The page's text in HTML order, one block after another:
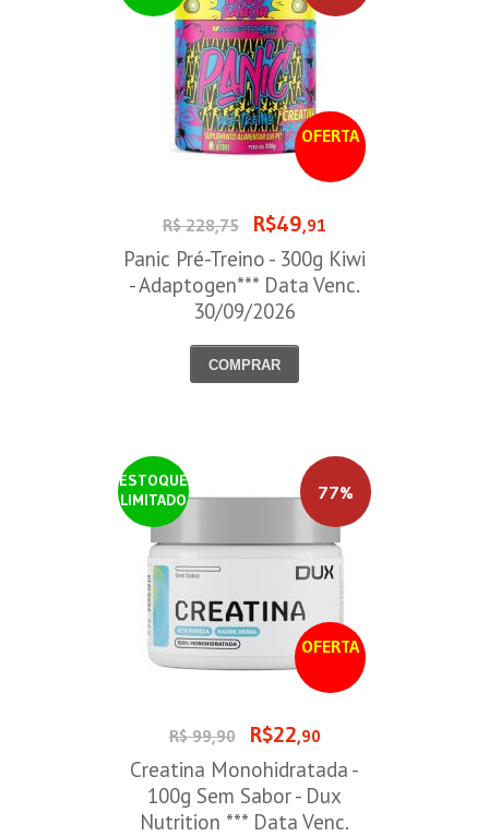
OFERTA
R$ 228,75 R$49,91
Panic Pré-Treino - 300g Kiwi
- Adaptogen*** Data Venc.
30/09/2026
COMPRAR
ESTOQUE
LIMITADO
OFERTA
77%
R$ 99,90 R$22,90
Creatina Monohidratada -
100g Sem Sabor - Dux
Nutrition *** Data Venc.